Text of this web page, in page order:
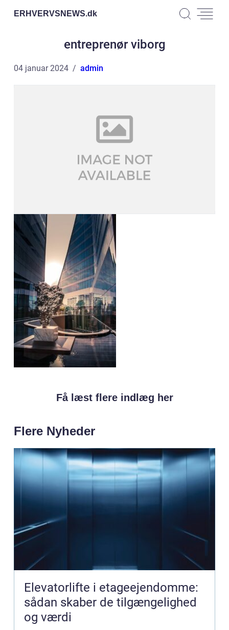
ERHVERVSNEWS.dk
entreprenør viborg
04 januar 2024 admin
Få læst flere indlæg her
Flere Nyheder
Elevatorlifte i etageejendomme:
sådan skaber de tilgængelighed
og værdi